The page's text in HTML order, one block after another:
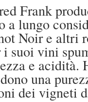
Frank
a lungo
Noir e altri
i suoi vini
e acidità.
una
dei vigneti